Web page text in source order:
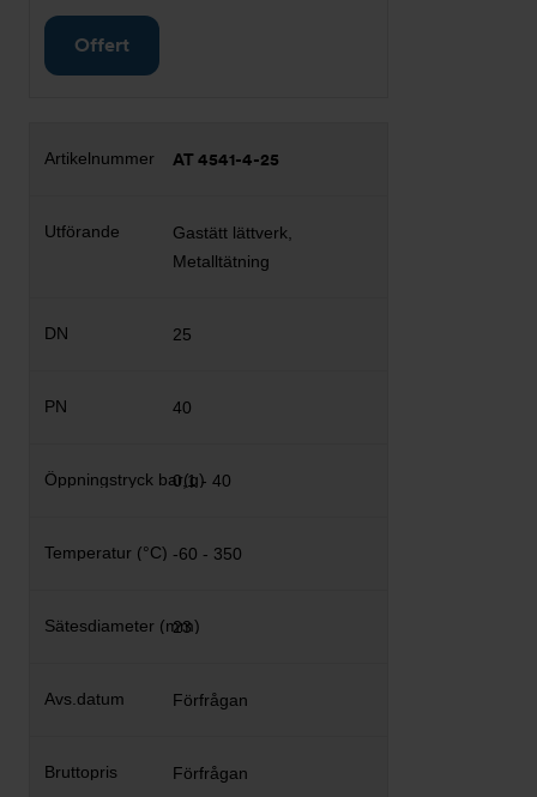
Offert
AT 4541-4-25
Gastätt lättverk,
Metalltätning
25
40
0,1 - 40
-60 - 350
23
Förfrågan
Förfrågan